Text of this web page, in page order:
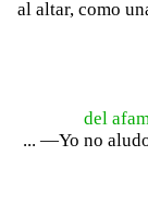
al altar, como
del
... —Yo no